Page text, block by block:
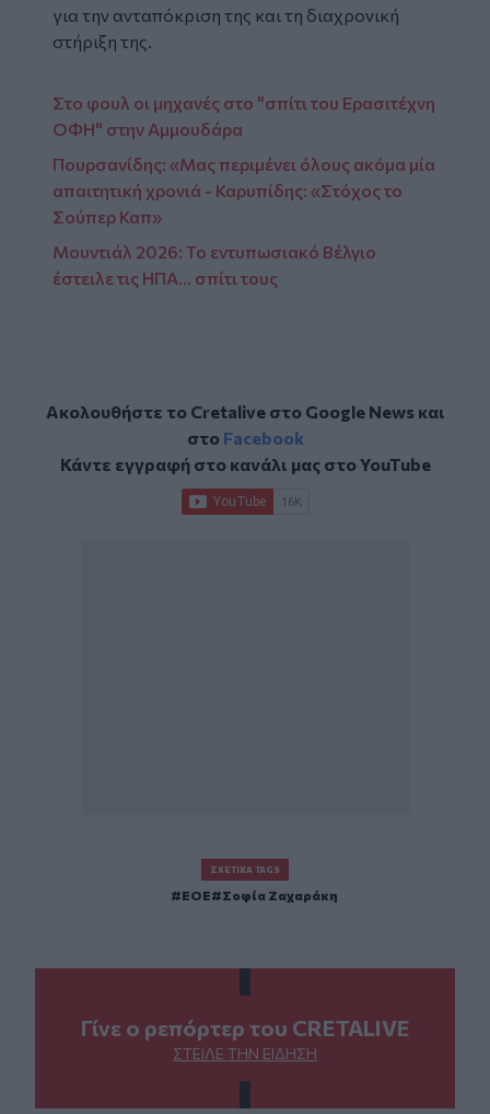
για την ανταπόκριση της και τη διαχρονική
στήριξη της.
Στο φουλ οι μηχανές στο "σπίτι του Ερασιτέχνη
ΟΦΗ" στην Αμμουδάρα
Πουρσανίδης: «Μας περιμένει όλους ακόμα μία
απαιτητική χρονιά - Καρυπίδης: «Στόχος το
Σούπερ Καπ»
Μουντιάλ 2026: Το εντυπωσιακό Βέλγιο
έστειλε τις ΗΠΑ... σπίτι τους
Ακολουθήστε το Cretalive στο Google Newsκαι
στο Facebook
Κάντε εγγραφή στο κανάλι μας στοYouTube
ΣΧΕΤΙΚΆ TAGS
ΕΟΕ Σοφία Ζαχαράκη
Γίνε ο ρεπόρτερ του CRETALIVE
ΣΤΕΊΛΕ ΤΗΝ ΕΊΔΗΣΗ